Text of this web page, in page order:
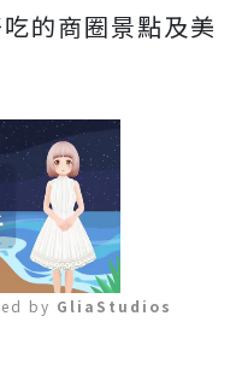
的商圈景點及美
by GliaStudios